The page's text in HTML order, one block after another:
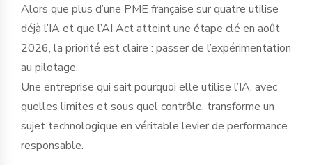
Alors que plus d’une PME française sur quatre utilise
déjà l’IA et que l’AI Act atteint une étape clé en août
2026, la priorité est claire : passer de l’expérimentation
au pilotage.
Une entreprise qui sait pourquoi elle utilise l’IA, avec
quelles limites et sous quel contrôle, transforme un
sujet technologique en véritable levier de performance
responsable.